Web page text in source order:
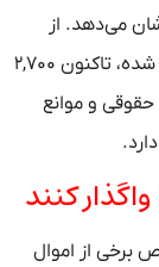
بانک‌ها در سال ۱۳۹۷ و ۱۳۹۸ را نشان می‌دهد. از
مجموع تخلف‌هایی که از سوی بانک مرکزی اعلام شده، تاکنون ۲,۷۰۰
حقوقی و موانع
کنند
برخی از اموال